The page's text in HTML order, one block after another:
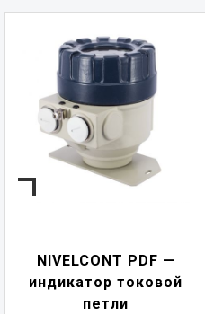
NIVELCONT PDF —
индикатор токовой
петли